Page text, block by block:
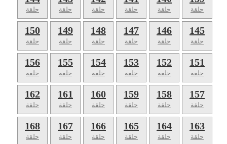
حلقة حلقة حلقة حلقة حلقة حلقة
145
حلقة
146
حلقة
147
حلقة
148
حلقة
149
حلقة
150
حلقة
151
حلقة
152
حلقة
153
حلقة
154
حلقة
155
حلقة
156
حلقة
157
حلقة
158
حلقة
159
حلقة
160
حلقة
161
حلقة
162
حلقة
163
حلقة
164
حلقة
165
حلقة
166
حلقة
167
حلقة
168
حلقة